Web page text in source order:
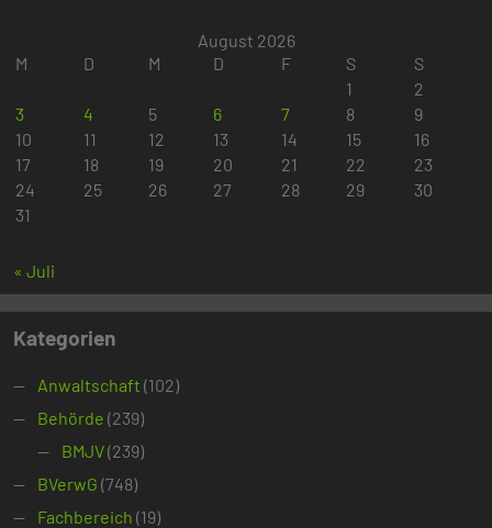
August 2026
M
D M D F S
S
1
2
3
4 5 6 7 8
9
10
11 12 13 14 15
16
17
18 19 20 21 22
23
24
25 26 27 28 29
30
31
« Juli
Kategorien
Anwaltschaft (102)
Behörde (239)
BMJV(239)
BVerwG (748)
Fachbereich (19)